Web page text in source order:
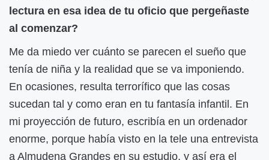
lectura en esa idea de tu oficio que pergeñaste
al comenzar?
Me da miedo ver cuánto se parecen el sueño que
tenía de niña y la realidad que se va imponiendo.
En ocasiones, resulta terrorífico que las cosas
sucedan tal y como eran en tu fantasía infantil. En
mi proyección de futuro, escribía en un ordenador
enorme, porque había visto en la tele una entrevista
a Almudena Grandes en su estudio, y así era el